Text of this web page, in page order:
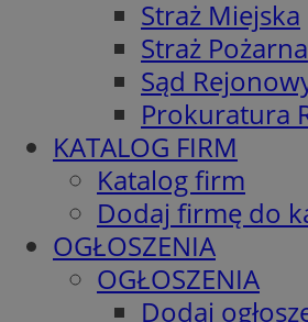
Straż Miejska
Straż Pożarna
Sąd
Prokuratura
KATALOG FIRM
Katalog firm
Dodaj firmę do
OGŁOSZENIA
OGŁOSZENIA
Dodaj